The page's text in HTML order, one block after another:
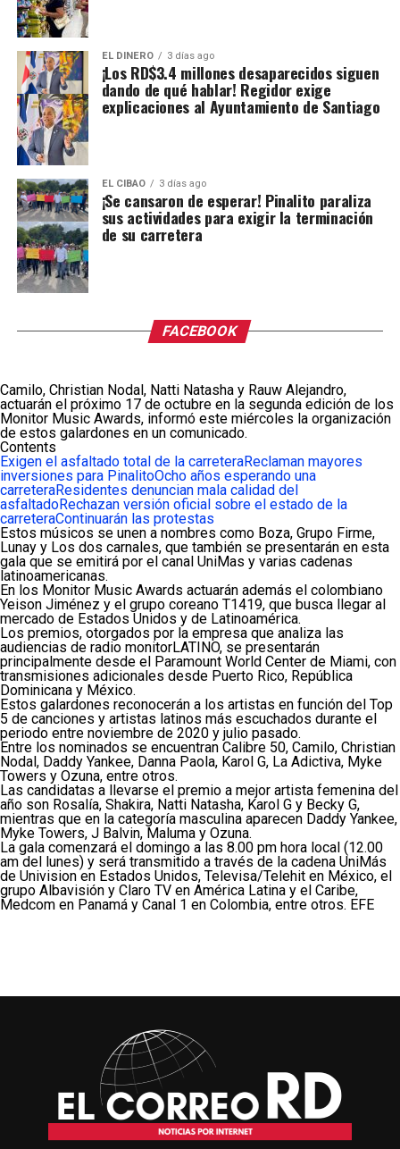
EL DINERO 3 días ago
¡Los RD$3.4 millones desaparecidos siguen
dando de qué hablar! Regidor exige
explicaciones al Ayuntamiento de Santiago
EL CIBAO 3 días ago
¡Se cansaron de esperar! Pinalito paraliza
sus actividades para exigir la terminación
de su carretera
FACEBOOK
Camilo, Christian Nodal, Natti Natasha y Rauw Alejandro,
actuarán el próximo 17 de octubre en la segunda edición de los
Monitor Music Awards, informó este miércoles la organización
de estos galardones en un comunicado.
Contents
Exigen el asfaltado total de la carreteraReclaman mayores
inversiones para PinalitoOcho años esperando una
carreteraResidentes denuncian mala calidad del
asfaltadoRechazan versión oficial sobre el estado de la
carreteraContinuarán las protestas
Estos músicos se unen a nombres como Boza, Grupo Firme,
Lunay y Los dos carnales, que también se presentarán en esta
gala que se emitirá por el canal UniMas y varias cadenas
latinoamericanas.
En los Monitor Music Awards actuarán además el colombiano
Yeison Jiménez y el grupo coreano T1419, que busca llegar al
mercado de Estados Unidos y de Latinoamérica.
Los premios, otorgados por la empresa que analiza las
audiencias de radio monitorLATINO, se presentarán
principalmente desde el Paramount World Center de Miami, con
transmisiones adicionales desde Puerto Rico, República
Dominicana y México.
Estos galardones reconocerán a los artistas en función del Top
5 de canciones y artistas latinos más escuchados durante el
periodo entre noviembre de 2020 y julio pasado.
Entre los nominados se encuentran Calibre 50, Camilo, Christian
Nodal, Daddy Yankee, Danna Paola, Karol G, La Adictiva, Myke
Towers y Ozuna, entre otros.
Las candidatas a llevarse el premio a mejor artista femenina del
año son Rosalía, Shakira, Natti Natasha, Karol G y Becky G,
mientras que en la categoría masculina aparecen Daddy Yankee,
Myke Towers, J Balvin, Maluma y Ozuna.
La gala comenzará el domingo a las 8.00 pm hora local (12.00
am del lunes) y será transmitido a través de la cadena UniMás
de Univision en Estados Unidos, Televisa/Telehit en México, el
grupo Albavisión y Claro TV en América Latina y el Caribe,
Medcom en Panamá y Canal 1 en Colombia, entre otros. EFE